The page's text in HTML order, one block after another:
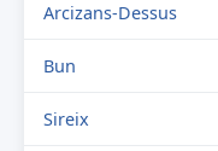
Arcizans-Dessus
Bun
Sireix